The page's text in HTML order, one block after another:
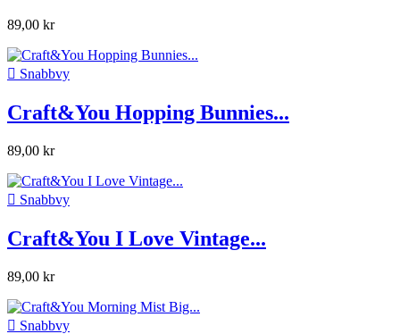
89,00 kr
 Snabbvy
Craft&You Hopping Bunnies...
89,00 kr
 Snabbvy
Craft&You I Love Vintage...
89,00 kr
 Snabbvy